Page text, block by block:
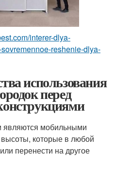
interer-dlya-
reshenie-dlya-
использования
перед
являются мобильными
которые в любой
перенести на другое